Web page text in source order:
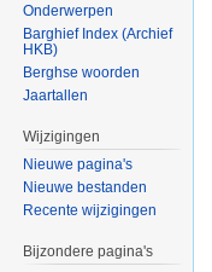
Onderwerpen
Barghief Index (Archief
HKB)
Berghse woorden
Jaartallen
Wijzigingen
Nieuwe pagina's
Nieuwe bestanden
Recente wijzigingen
Bijzondere pagina's